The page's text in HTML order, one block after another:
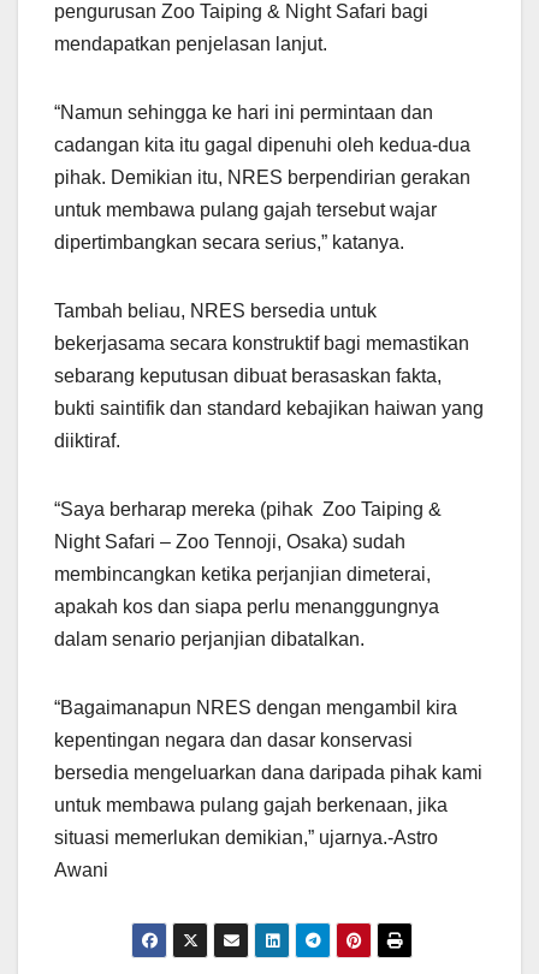
pengurusan Zoo Taiping & Night Safari bagi
mendapatkan penjelasan lanjut.
“Namun sehingga ke hari ini permintaan dan
cadangan kita itu gagal dipenuhi oleh kedua-dua
pihak. Demikian itu, NRES berpendirian gerakan
untuk membawa pulang gajah tersebut wajar
dipertimbangkan secara serius,” katanya.
Tambah beliau, NRES bersedia untuk
bekerjasama secara konstruktif bagi memastikan
sebarang keputusan dibuat berasaskan fakta,
bukti saintifik dan standard kebajikan haiwan yang
diiktiraf.
“Saya berharap mereka (pihak Zoo Taiping &
Night Safari – Zoo Tennoji, Osaka) sudah
membincangkan ketika perjanjian dimeterai,
apakah kos dan siapa perlu menanggungnya
dalam senario perjanjian dibatalkan.
“Bagaimanapun NRES dengan mengambil kira
kepentingan negara dan dasar konservasi
bersedia mengeluarkan dana daripada pihak kami
untuk membawa pulang gajah berkenaan, jika
situasi memerlukan demikian,” ujarnya.-Astro
Awani